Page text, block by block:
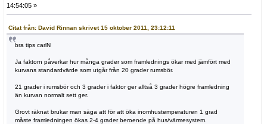
14:54:05 »
Citat från: David Rinnan skrivet 15 oktober 2011, 23:12:11
bra tips carlN
Ja faktorn påverkar hur många grader som framlednings ökar med jämfört med
kurvans standardvärde som utgår från 20 grader rumsbör.
21 grader i rumsbör och 3 grader i faktor ger alltså 3 grader högre framledning
än kurvan normalt sett ger.
Grovt räknat brukar man säga att för att öka inomhustemperaturen 1 grad
måste framledningen ökas 2-4 grader beroende på hus/värmesystem.